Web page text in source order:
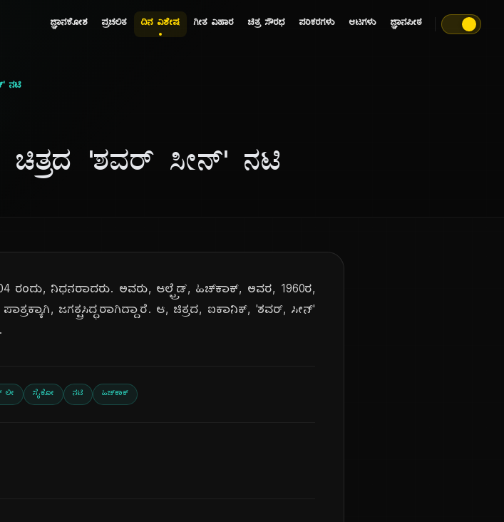
ಜ್ಞಾನಕೋಶ ಪ್ರಚಲಿತ ದಿನ ವಿಶೇಷ ಗೀತ ವಿಹಾರ ಚಿತ್ರ ಸೌರಭ ಪರಿಕರಗಳು ಆಟಗಳು ಜ್ಞಾನಪೀಠ
ನಟಿ
'ಶವರ್ ಸೀನ್' ನಟಿ
ನಿಧನರಾದರು. ಅವರು, ಆಲ್ಫ್ರೆಡ್, ಹಿಚ್‌ಕಾಕ್, ಅವರ, 1960ರ,
ಜಗತ್ಪ್ರಸಿದ್ಧರಾಗಿದ್ದಾರೆ. ಆ, ಚಿತ್ರದ, ಐಕಾನಿಕ್, 'ಶವರ್, ಸೀನ್'
ಲೀ ಸೈಕೋ ನಟಿ ಹಿಚ್‌ಕಾಕ್